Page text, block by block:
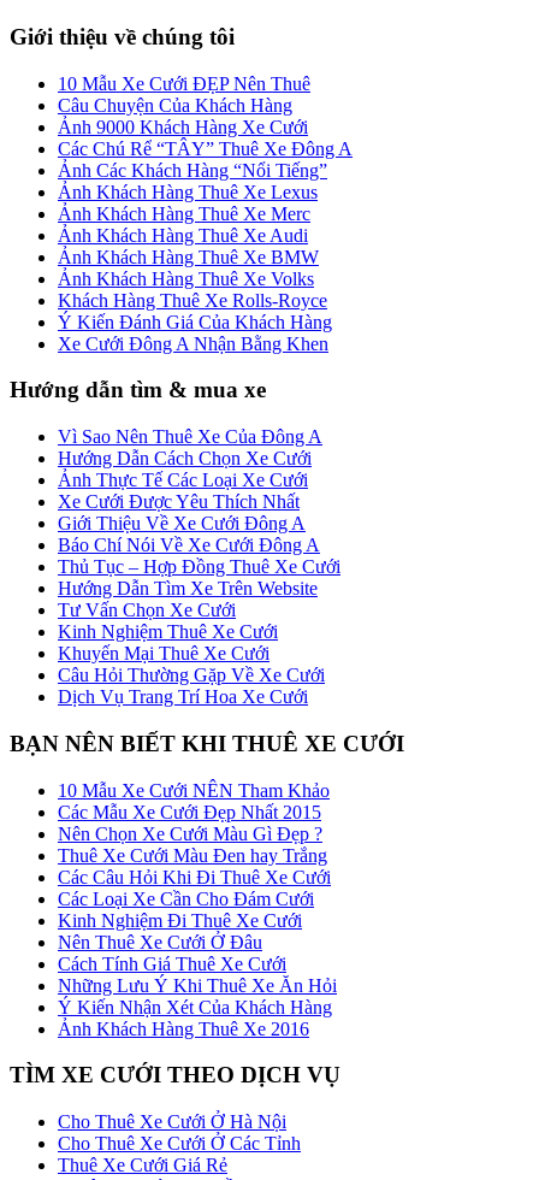
Giới thiệu về chúng tôi
10 Mẫu Xe Cưới ĐẸP Nên Thuê
Câu Chuyện Của Khách Hàng
Ảnh 9000 Khách Hàng Xe Cưới
Các Chú Rể “TÂY” Thuê Xe Đông A
Ảnh Các Khách Hàng “Nổi Tiếng”
Ảnh Khách Hàng Thuê Xe Lexus
Ảnh Khách Hàng Thuê Xe Merc
Ảnh Khách Hàng Thuê Xe Audi
Ảnh Khách Hàng Thuê Xe BMW
Ảnh Khách Hàng Thuê Xe Volks
Khách Hàng Thuê Xe Rolls-Royce
Ý Kiến Đánh Giá Của Khách Hàng
Xe Cưới Đông A Nhận Bằng Khen
Hướng dẫn tìm & mua xe
Vì Sao Nên Thuê Xe Của Đông A
Hướng Dẫn Cách Chọn Xe Cưới
Ảnh Thực Tế Các Loại Xe Cưới
Xe Cưới Được Yêu Thích Nhất
Giới Thiệu Về Xe Cưới Đông A
Báo Chí Nói Về Xe Cưới Đông A
Thủ Tục – Hợp Đồng Thuê Xe Cưới
Hướng Dẫn Tìm Xe Trên Website
Tư Vấn Chọn Xe Cưới
Kinh Nghiệm Thuê Xe Cưới
Khuyến Mại Thuê Xe Cưới
Câu Hỏi Thường Gặp Về Xe Cưới
Dịch Vụ Trang Trí Hoa Xe Cưới
BẠN NÊN BIẾT KHI THUÊ XE CƯỚI
10 Mẫu Xe Cưới NÊN Tham Khảo
Các Mẫu Xe Cưới Đẹp Nhất 2015
Nên Chọn Xe Cưới Màu Gì Đẹp ?
Thuê Xe Cưới Màu Đen hay Trắng
Các Câu Hỏi Khi Đi Thuê Xe Cưới
Các Loại Xe Cần Cho Đám Cưới
Kinh Nghiệm Đi Thuê Xe Cưới
Nên Thuê Xe Cưới Ở Đâu
Cách Tính Giá Thuê Xe Cưới
Những Lưu Ý Khi Thuê Xe Ăn Hỏi
Ý Kiến Nhận Xét Của Khách Hàng
Ảnh Khách Hàng Thuê Xe 2016
TÌM XE CƯỚI THEO DỊCH VỤ
Cho Thuê Xe Cưới Ở Hà Nội
Cho Thuê Xe Cưới Ở Các Tỉnh
Thuê Xe Cưới Giá Rẻ